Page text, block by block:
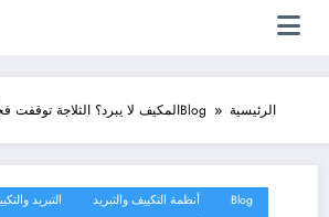
الرئيسية Blogالمكيف لا يبرد؟ الثلاجة توقفت
Blog أنظمة التكييف والتبريد
التبريد